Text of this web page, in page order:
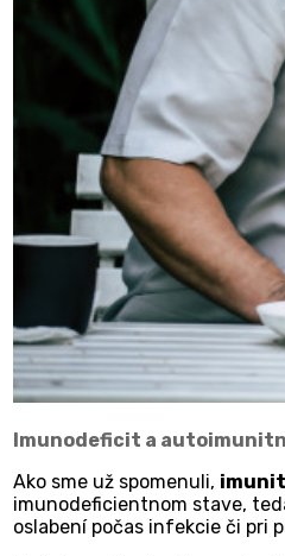
Imunodeficit a
Ako sme už spomenuli,
imunodeficientnom stave,
oslabení počas infekcie či pri